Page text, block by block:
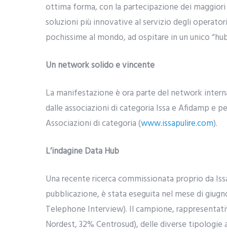
ottima forma, con la partecipazione dei
soluzioni più innovative al servizio degli
pochissime al mondo, ad ospitare in un unico
Un network solido e vincente
La manifestazione è ora parte del network
dalle associazioni di categoria Issa e Afidamp e
Associazioni di categoria (www.issapulire.com).
L’indagine Data Hub
Una recente ricerca commissionata proprio da
pubblicazione, è stata eseguita nel mese di
Telephone Interview). Il campione,
Nordest, 32% Centrosud), delle diverse